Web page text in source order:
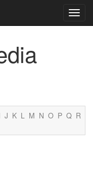
J K L M N O P Q R